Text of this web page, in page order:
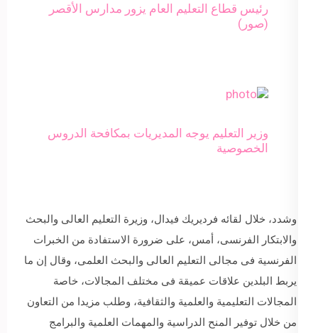
رئيس قطاع التعليم العام يزور مدارس الأقصر
(صور)
وزير التعليم يوجه المديريات بمكافحة الدروس
الخصوصية
وشدد، خلال لقائه فرديريك فيدال، وزيرة التعليم العالى والبحث
والابتكار الفرنسى، أمس، على ضرورة الاستفادة من الخبرات
الفرنسية فى مجالى التعليم العالى والبحث العلمى، وقال إن ما
يربط البلدين علاقات عميقة فى مختلف المجالات، خاصة
المجالات التعليمية والعلمية والثقافية، وطلب مزيدا من التعاون
من خلال توفير المنح الدراسية والمهمات العلمية والبرامج